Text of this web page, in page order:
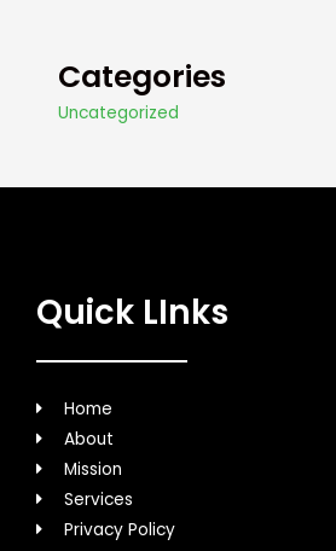
Categories
Uncategorized
Quick LInks
Home
About
Mission
Services
Privacy Policy